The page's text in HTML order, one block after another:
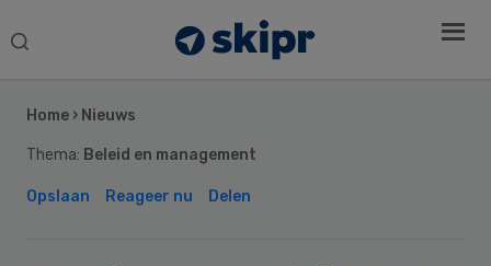
Search
Home › Nieuws
Thema: Beleid en management
Opslaan Reageer nu Delen
Sidebar